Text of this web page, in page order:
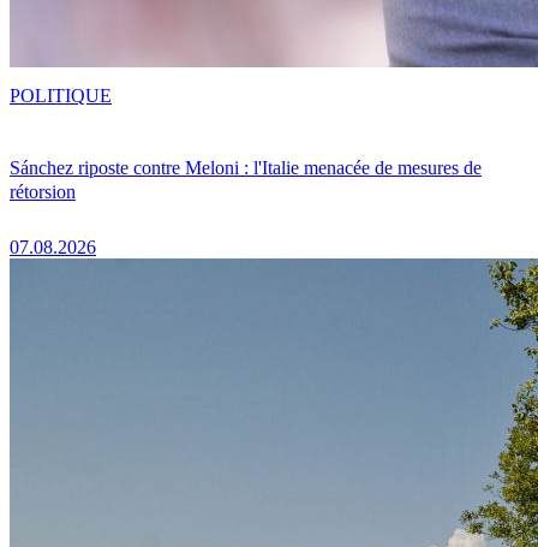
Sánchez riposte contre Meloni : l'Italie menacée de mesures de
rétorsion
07.08.2026
POLITIQUE